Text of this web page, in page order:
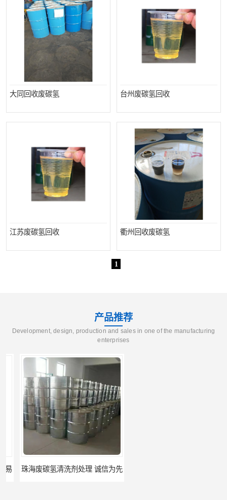
大同回收废碳氢 台州废碳氢回收
江苏废碳氢回收 衢州回收废碳氢
1
产品推荐
Development, design, production and sales in one of the manufacturing
enterprises
珠海废碳氢清洗剂处理 诚信为先